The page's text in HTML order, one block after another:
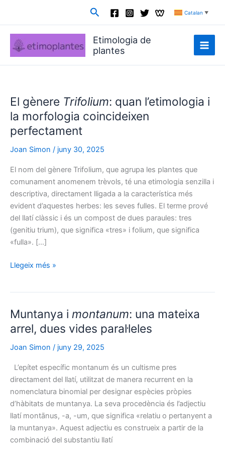
Cerca Catalan ▼
Etimologia de
plantes
El gènere Trifolium: quan l’etimologia i
la morfologia coincideixen
perfectament
Joan Simon / juny 30, 2025
El nom del gènere Trifolium, que agrupa les plantes que
comunament anomenem trèvols, té una etimologia senzilla i
descriptiva, directament lligada a la característica més
evident d’aquestes herbes: les seves fulles. El terme prové
del llatí clàssic i és un compost de dues paraules: tres
(genitiu trium), que significa «tres» i folium, que significa
«fulla». […]
El
l’etimologia
morfologia
perfectament
Llegeix més »
Muntanya i montanum: una mateixa
arrel, dues vides paral·leles
Joan Simon / juny 29, 2025
L’epítet específic montanum és un cultisme pres
directament del llatí, utilitzat de manera recurrent en la
nomenclatura binomial per designar espècies pròpies
d’hàbitats de muntanya. La seva procedència és l’adjectiu
llatí montānus, -a, -um, que significa «relatiu o pertanyent a
la muntanya». Aquest adjectiu es construeix a partir de la
combinació del substantiu llatí